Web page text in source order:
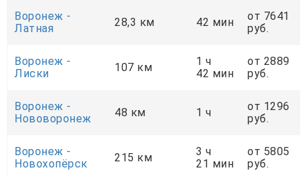
Воронеж -
Латная
28,3 км 42 мин
от 7641
руб.
Воронеж -
Лиски
107 км
1 ч
42 мин
от 2889
руб.
Воронеж -
Нововоронеж
48 км 1 ч
от 1296
руб.
Воронеж -
Новохопёрск
215 км
3 ч
21 мин
от 5805
руб.